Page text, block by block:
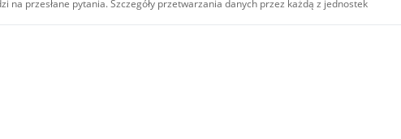
przesłane pytania. Szczegóły przetwarzania danych przez każdą z jednostek
wideo,
-